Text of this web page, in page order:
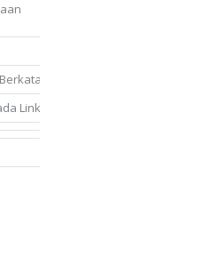
Link di Blog